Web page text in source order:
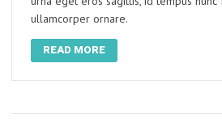
ullamcorper ornare.
READ MORE